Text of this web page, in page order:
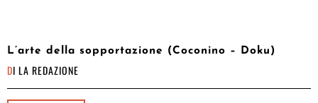
L’arte della sopportazione (Coconino – Doku)
DI LA REDAZIONE